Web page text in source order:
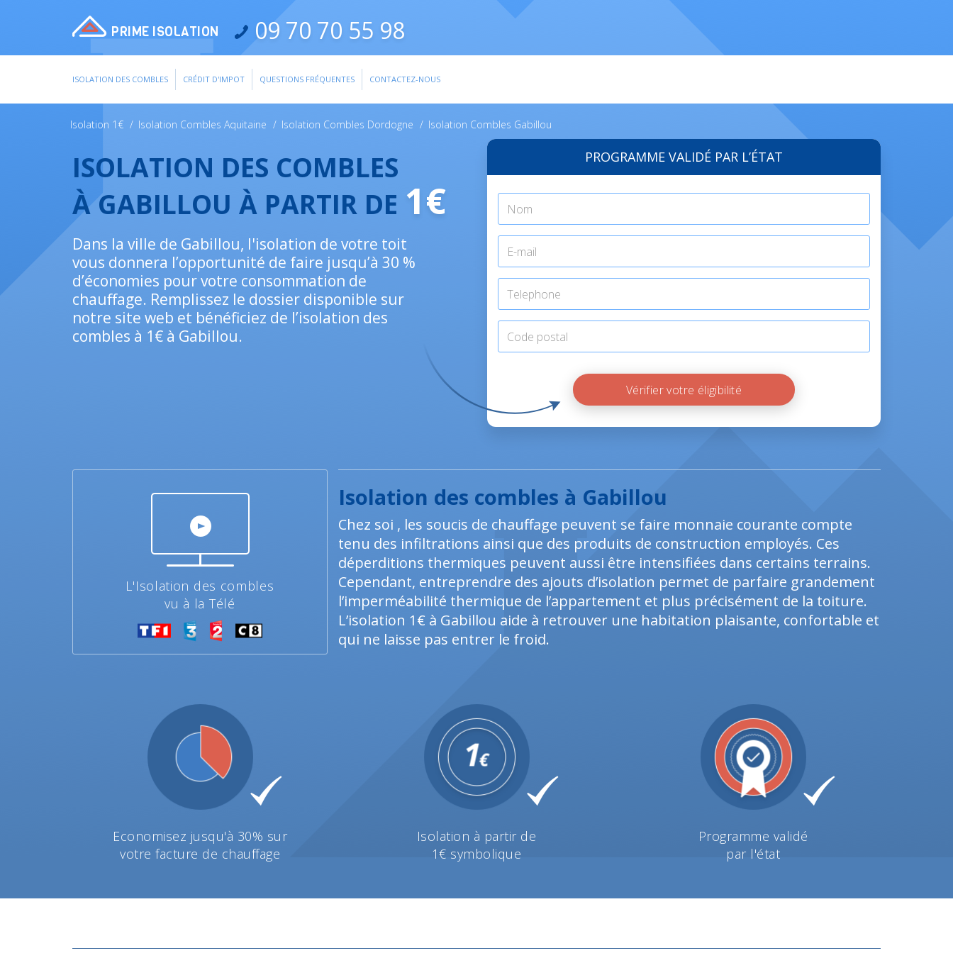
PRIME ISOLATION 09 70 70 55 98
ISOLATION DES COMBLES CRÉDIT D'IMPOT QUESTIONS FRÉQUENTES CONTACTEZ-NOUS
Isolation 1€ / Isolation Combles Aquitaine / Isolation Combles Dordogne / Isolation Combles Gabillou
ISOLATION DES COMBLES
À GABILLOU À PARTIR DE 1€
Dans la ville de Gabillou, l'isolation de votre toit
vous donnera l’opportunité de faire jusqu’à 30 %
d’économies pour votre consommation de
chauffage. Remplissez le dossier disponible sur
notre site web et bénéficiez de l’isolation des
combles à 1€ à Gabillou.
PROGRAMME VALIDÉ PAR L’ÉTAT
Vérifier votre éligibilité
L'Isolation des combles
vu à la Télé
Isolation des combles à Gabillou
Chez soi , les soucis de chauffage peuvent se faire monnaie courante compte
tenu des infiltrations ainsi que des produits de construction employés. Ces
déperditions thermiques peuvent aussi être intensifiées dans certains terrains.
Cependant, entreprendre des ajouts d’isolation permet de parfaire grandement
l’imperméabilité thermique de l’appartement et plus précisément de la toiture.
L’isolation 1€ à Gabillou aide à retrouver une habitation plaisante, confortable et
qui ne laisse pas entrer le froid.
Economisez jusqu'à 30% sur
votre facture de chauffage
Isolation à partir de
1€ symbolique
Programme validé
par l'état